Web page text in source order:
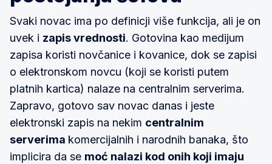
Svaki novac ima po definicji više funkcija, ali je on
uvek i zapis vrednosti. Gotovina kao medijum
zapisa koristi novčanice i kovanice, dok se zapisi
o elektronskom novcu (koji se koristi putem
platnih kartica) nalaze na centralnim serverima.
Zapravo, gotovo sav novac danas i jeste
elektronski zapis na nekim centralnim
serverima komercijalnih i narodnih banaka, što
implicira da se moć nalazi kod onih koji imaju